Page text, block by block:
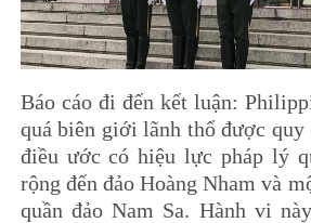
Báo cáo đi đến kết luận:
quá biên giới lãnh thổ được
điều ước có hiệu lực pháp lý
rộng đến đảo Hoàng Nham và
quần đảo Nam Sa. Hành vi